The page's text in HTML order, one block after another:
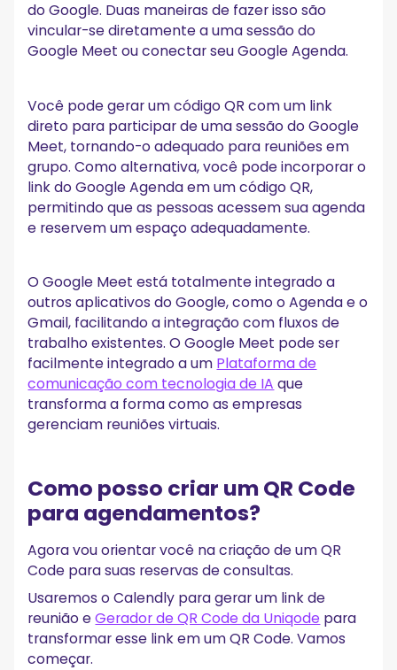
do Google. Duas maneiras de fazer isso são
vincular-se diretamente a uma sessão do
Google Meet ou conectar seu Google Agenda.
Você pode gerar um código QR com um link
direto para participar de uma sessão do Google
Meet, tornando-o adequado para reuniões em
grupo. Como alternativa, você pode incorporar o
link do Google Agenda em um código QR,
permitindo que as pessoas acessem sua agenda
e reservem um espaço adequadamente.
O Google Meet está totalmente integrado a
outros aplicativos do Google, como o Agenda e o
Gmail, facilitando a integração com fluxos de
trabalho existentes. O Google Meet pode ser
facilmente integrado a um Plataforma de
comunicação com tecnologia de IA que
transforma a forma como as empresas
gerenciam reuniões virtuais.
Como posso criar um QR Code
para agendamentos?
Agora vou orientar você na criação de um QR
Code para suas reservas de consultas.
Usaremos o Calendly para gerar um link de
reunião eGerador de QR Code da Uniqode para
transformar esse link em um QR Code. Vamos
começar.